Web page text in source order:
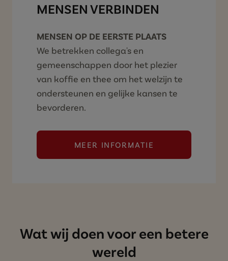
MENSEN VERBINDEN
MENSEN OP DE EERSTE PLAATS
We betrekken collega's en
gemeenschappen door het plezier
van koffie en thee om het welzijn te
ondersteunen en gelijke kansen te
bevorderen.
MEER INFORMATIE
Wat wij doen voor een betere
wereld